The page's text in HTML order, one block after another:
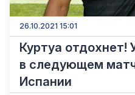
26.10.2021 15:01
Куртуа отдохнет!
в следующем
Испании